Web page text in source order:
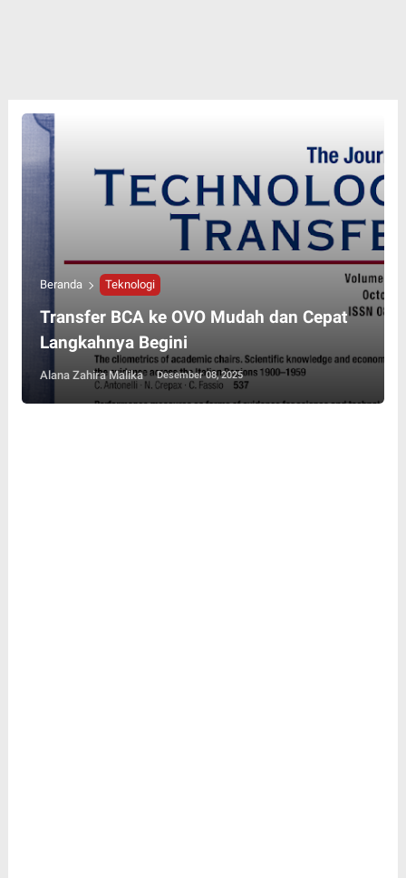
Beranda Teknologi
Transfer BCA ke OVO Mudah dan Cepat
Langkahnya Begini
Alana Zahira Malika Desember 08, 2025